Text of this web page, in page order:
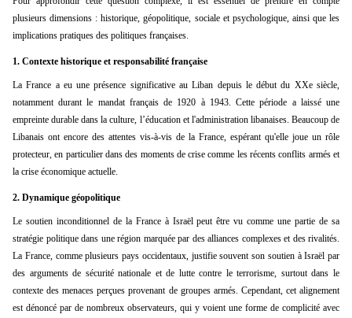
plusieurs dimensions : historique, géopolitique, sociale et psychologique, ainsi que les
implications pratiques des politiques françaises.
1. Contexte historique et responsabilité française
La France a eu une présence significative au Liban depuis le début du XXe siècle,
notamment durant le mandat français de 1920 à 1943. Cette période a laissé une
empreinte durable dans la culture, l’éducation et l'administration libanaises. Beaucoup de
Libanais ont encore des attentes vis-à-vis de la France, espérant qu'elle joue un rôle
protecteur, en particulier dans des moments de crise comme les récents conflits armés et
la crise économique actuelle.
2. Dynamique géopolitique
Le soutien inconditionnel de la France à Israël peut être vu comme une partie de sa
stratégie politique dans une région marquée par des alliances complexes et des rivalités.
La France, comme plusieurs pays occidentaux, justifie souvent son soutien à Israël par
des arguments de sécurité nationale et de lutte contre le terrorisme, surtout dans le
contexte des menaces perçues provenant de groupes armés. Cependant, cet alignement
est dénoncé par de nombreux observateurs, qui y voient une forme de complicité avec